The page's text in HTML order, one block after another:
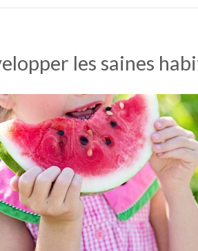
les saines